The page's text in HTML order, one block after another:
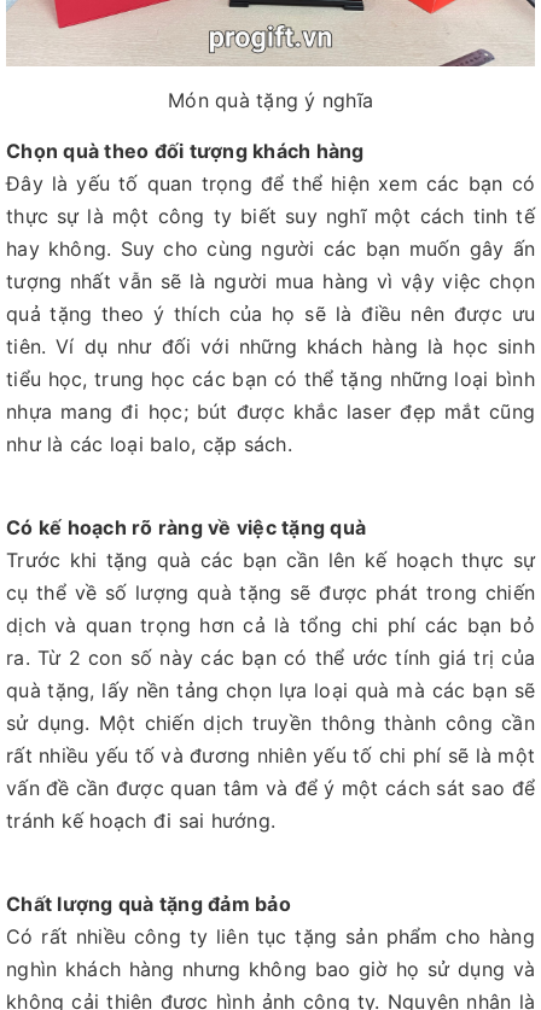
Món quà tặng ý nghĩa
Chọn quà theo đối tượng khách hàng
Đây là yếu tố quan trọng để thể hiện xem các bạn có
thực sự là một công ty biết suy nghĩ một cách tinh tế
hay không. Suy cho cùng người các bạn muốn gây ấn
tượng nhất vẫn sẽ là người mua hàng vì vậy việc chọn
quả tặng theo ý thích của họ sẽ là điều nên được ưu
tiên. Ví dụ như đối với những khách hàng là học sinh
tiểu học, trung học các bạn có thể tặng những loại bình
nhựa mang đi học; bút được khắc laser đẹp mắt cũng
như là các loại balo, cặp sách.
Có kế hoạch rõ ràng về việc tặng quà
Trước khi tặng quà các bạn cần lên kế hoạch thực sự
cụ thể về số lượng quà tặng sẽ được phát trong chiến
dịch và quan trọng hơn cả là tổng chi phí các bạn bỏ
ra. Từ 2 con số này các bạn có thể ước tính giá trị của
quà tặng, lấy nền tảng chọn lựa loại quà mà các bạn sẽ
sử dụng. Một chiến dịch truyền thông thành công cần
rất nhiều yếu tố và đương nhiên yếu tố chi phí sẽ là một
vấn đề cần được quan tâm và để ý một cách sát sao để
tránh kế hoạch đi sai hướng.
Chất lượng quà tặng đảm bảo
Có rất nhiều công ty liên tục tặng sản phẩm cho hàng
nghìn khách hàng nhưng không bao giờ họ sử dụng và
không cải thiện được hình ảnh công ty. Nguyên nhân là